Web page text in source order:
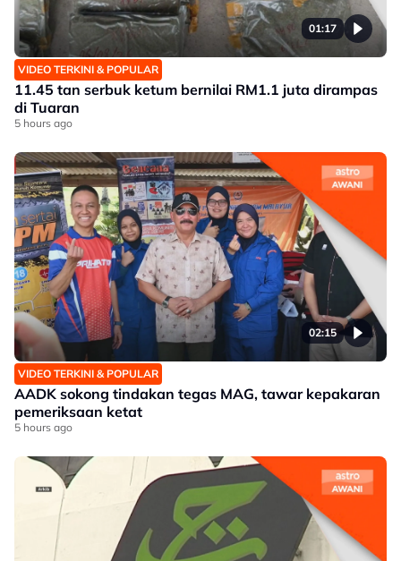
01:17
VIDEO TERKINI & POPULAR
11.45 tan serbuk ketum bernilai RM1.1 juta dirampas
di Tuaran
5 hours ago
02:15
VIDEO TERKINI & POPULAR
AADK sokong tindakan tegas MAG, tawar kepakaran
pemeriksaan ketat
5 hours ago